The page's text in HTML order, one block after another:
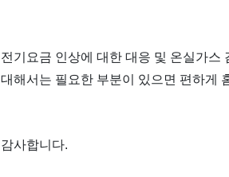
전기요금 인상에 대한 대응 및 온실가스
대해서는 필요한 부분이 있으면 편하게
감사합니다.